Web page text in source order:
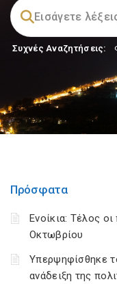
Συχνές Αναζητήσεις:
Πρόσφατα
Ενοίκια: Τέλος
Οκτωβρίου
Υπερψηφίσθηκε
ανάδειξη της